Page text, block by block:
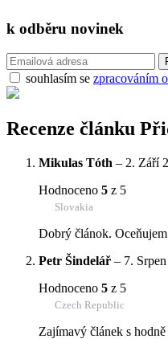
k odběru novinek
souhlasím se zpracováním
Recenze článku
Mikulas Tóth – 2. Září
Hodnoceno 5 z 5
Slovakia
Dobrý článok. Oceňujem
Petr Šindelář – 7.
Hodnoceno 5 z 5
Czech Republic
Zajímavý článek s